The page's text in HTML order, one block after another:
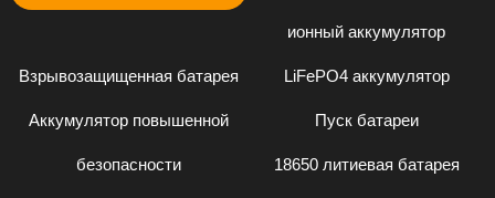
ионный аккумулятор
Взрывозащищенная батарея LiFePO4 аккумулятор
Аккумулятор повышенной
безопасности
Пуск батареи
18650 литиевая батарея